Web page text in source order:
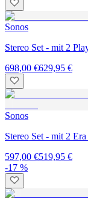
Sonos
Stereo Set - mit 2
698,00 €629,95 €
Sonos
Stereo Set - mit 2
597,00 €519,95 €
-17 %